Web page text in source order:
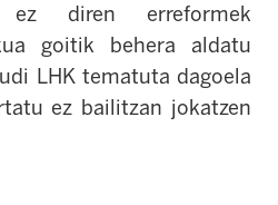
ez diren erreformek
goitik behera aldatu
LHK tematuta dagoela
ez bailitzan jokatzen